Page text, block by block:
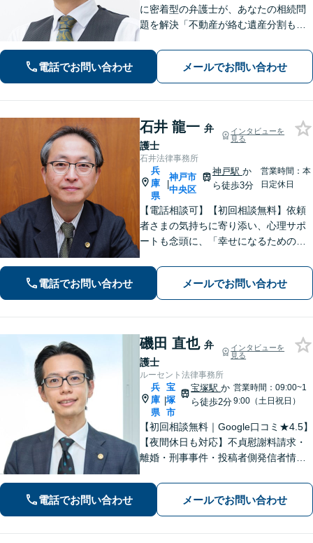
に密着型の弁護士が、あなたの相続問
題を解決「不動産が絡む遺産分割も的
が、オーダーメイドの解決策をご提案
「他の事務所で対応できなかった自己
破産もご相談ください」【本竜野駅5
分】
電話でお問い合わせ メールでお問い合わせ
石井 龍一 弁
護士
インタビューを
見る
石井法律事務所
兵
庫
県
|
神戸市
中央区
神戸駅 か
ら徒歩3分
営業時間：本
日定休日
【電話相談可】【初回相談無料】依頼
者さまの気持ちに寄り添い、心理サポ
ートも念頭に、「幸せになるための解
相続トラブル／交通事故／借金問題な
ど、お困りごとは何でもご相談くださ
い【夜間・休日面談可】【神戸駅3分】
電話でお問い合わせ メールでお問い合わせ
磯田 直也 弁
護士
インタビューを
見る
ルーセント法律事務所
兵
庫
県
|
宝
塚
市
宝塚駅か
ら徒歩2分
営業時間：09:00~1
9:00（土日祝日）
【初回相談無料｜Google口コミ★4.5】
【夜間休日も対応】不貞慰謝料請求・
離婚・刑事事件・投稿者側発信者情報
メイドのサービスで問題解決や事業の
推進を強力にサポート【宝塚駅徒歩2分
｜電話・WEB面談で全国対応】
電話でお問い合わせ メールでお問い合わせ